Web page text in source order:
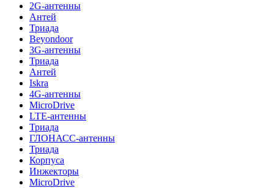
2G-антенны
Антей
Триада
Beyondoor
3G-антенны
Триада
Антей
Iskra
4G-антенны
MicroDrive
LTE-антенны
Триада
ГЛОНАСС-антенны
Триада
Корпуса
Инжекторы
MicroDrive